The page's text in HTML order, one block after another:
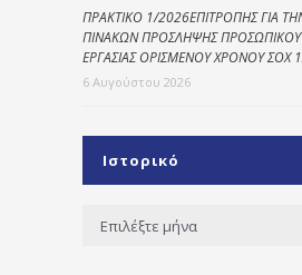
ΠΡΑΚΤΙΚΟ 1/2026ΕΠΙΤΡΟΠΗΣ ΓΙΑ
ΠΙΝΑΚΩΝ ΠΡΟΣΛΗΨΗΣ
ΕΡΓΑΣΙΑΣ ΟΡΙΣΜΕΝΟΥ ΧΡΟΝΟΥ ΣΟΧ
6 Αυγούστου 2026
Ιστορικό
Ιστορικό